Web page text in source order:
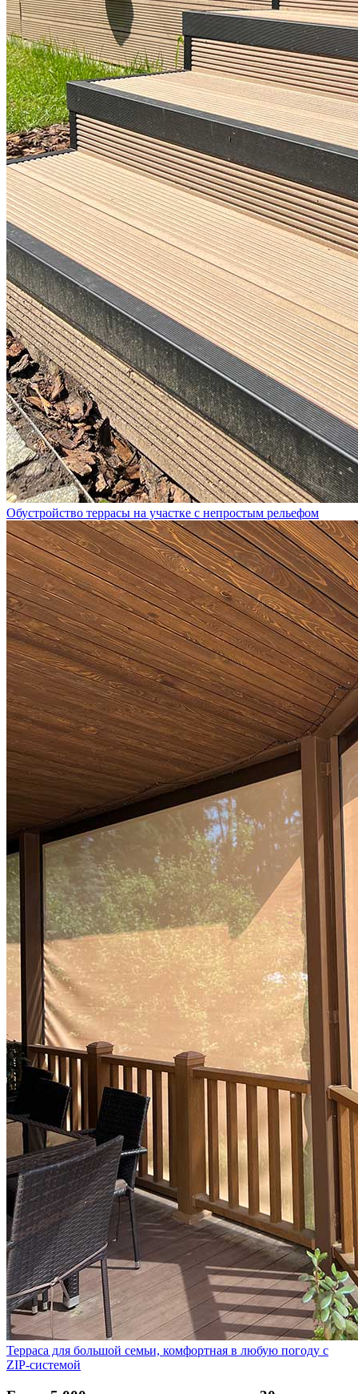
Обустройство террасы на участке с непростым рельефом
Терраса для большой семьи, комфортная в любую погоду с
ZIP-системой